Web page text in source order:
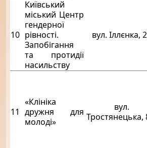
10
Київський
міський Центр
гендерної
рівності.
Запобігання
та протидії
насильству
вул. Іллєнка,
11
«Клініка
дружня для
молоді»
вул.
Тростянецька,